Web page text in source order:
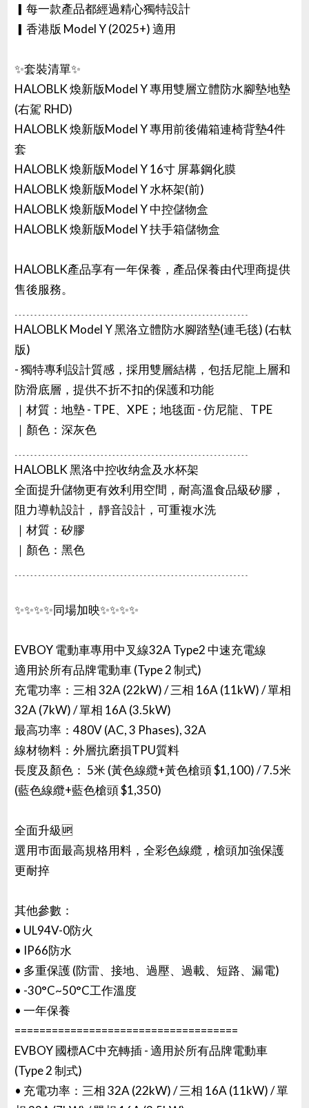
▎每一款產品都經過精心獨特設計
▎香港版 Model Y (2025+) 適用
✨套裝清單✨
HALOBLK 煥新版Model Y 專用雙層立體防水腳墊地墊
(右駕 RHD)
HALOBLK 煥新版Model Y 專用前後備箱連椅背墊4件
套
HALOBLK 煥新版Model Y 16寸 屏幕鋼化膜
HALOBLK 煥新版Model Y 水杯架(前)
HALOBLK 煥新版Model Y 中控儲物盒
HALOBLK 煥新版Model Y 扶手箱儲物盒
HALOBLK產品享有一年保養，產品保養由代理商提供
售後服務。
HALOBLK Model Y 黑洛立體防水腳踏墊(連毛毯) (右軚
版)
- 獨特專利設計質感，採用雙層結構，包括尼龍上層和
防滑底層，提供不折不扣的保護和功能
｜材質：地墊 - TPE、XPE；地毯面 - 仿尼龍、TPE
｜顏色：深灰色
HALOBLK 黑洛中控收纳盒及水杯架
全面提升儲物更有效利用空間，耐高溫食品級矽膠，
阻力導軌設計， 靜音設計，可重複水洗
｜材質：矽膠
｜顏色：黑色
✨✨✨✨同場加映✨✨✨✨
EVBOY 電動車專用中叉線32A Type2 中速充電線
適用於所有品牌電動車 (Type 2 制式)
充電功率：三相 32A (22kW) / 三相 16A (11kW) / 單相
32A (7kW) / 單相 16A (3.5kW)
最高功率：480V (AC, 3 Phases), 32A
線材物料：外層抗磨損TPU質料
長度及顏色： 5米 (黃色線纜+黃色槍頭 $1,100) / 7.5米
(藍色線纜+藍色槍頭 $1,350)
全面升級🆙
選用巿面最高規格用料，全彩色線纜，槍頭加強保護
更耐捽
其他參數：
• UL94V-0防火
• IP66防水
• 多重保護 (防雷、接地、過壓、過載、短路、漏電)
• -30°C~50°C工作溫度
• 一年保養
====================================
EVBOY 國標AC中充轉插 - 適用於所有品牌電動車
(Type 2 制式)
• 充電功率：三相 32A (22kW) / 三相 16A (11kW) / 單